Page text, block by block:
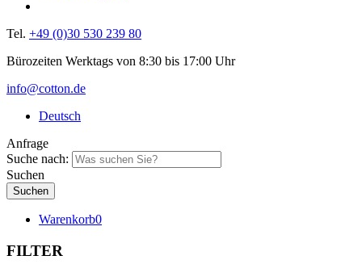
Tel. +49 (0)30 530 239 80
Bürozeiten Werktags von 8:30 bis 17:00 Uhr
info@cotton.de
Deutsch
Anfrage
Suche nach:
Suchen
Warenkorb0
FILTER